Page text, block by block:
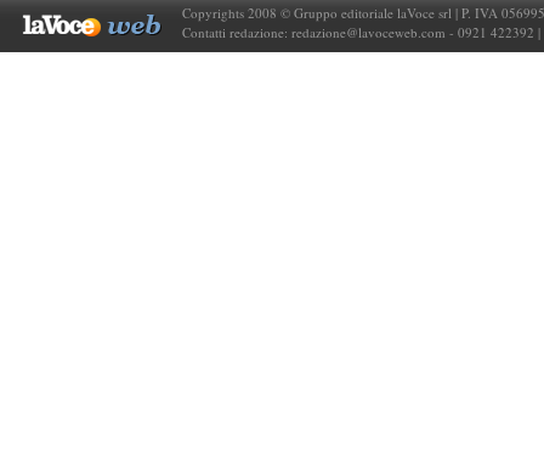
Copyrights 2008 © Gruppo editoriale laVoce srl | P. IVA
Contatti redazione: redazione@lavoceweb.com - 0921 422392 |